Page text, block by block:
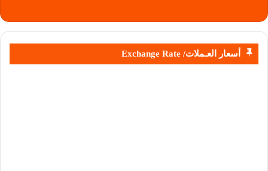
أسعار العـملات/ Exchange Rate